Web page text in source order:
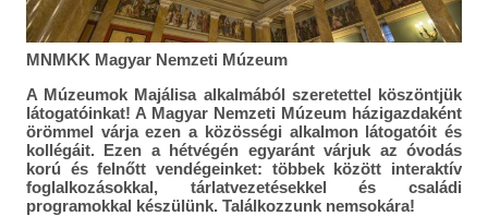
MNMKK Magyar Nemzeti Múzeum
A Múzeumok Majálisa alkalmából szeretettel köszöntjük
látogatóinkat! A Magyar Nemzeti Múzeum házigazdaként
örömmel várja ezen a közösségi alkalmon látogatóit és
kollégáit. Ezen a hétvégén egyaránt várjuk az óvodás
korú és felnőtt vendégeinket: többek között interaktív
foglalkozásokkal, tárlatvezetésekkel és családi
programokkal készülünk. Találkozzunk nemsokára!